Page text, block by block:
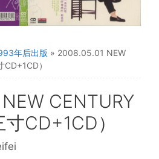
年后出版 » 2008.05.01 NEW
）
CENTURY
CD+1CD）